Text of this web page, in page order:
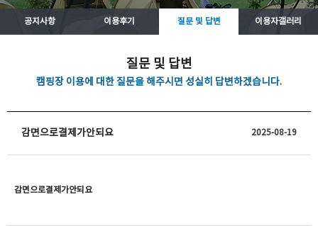
공지사항 이용후기 질문 및 답변 이용자갤러리
질문 및 답변
캠핑장 이용에 대한 질문을 해주시면 성실히 답변하겠습니다.
감면으로결제가안되요 2025-08-19
감면으로결제가안되요